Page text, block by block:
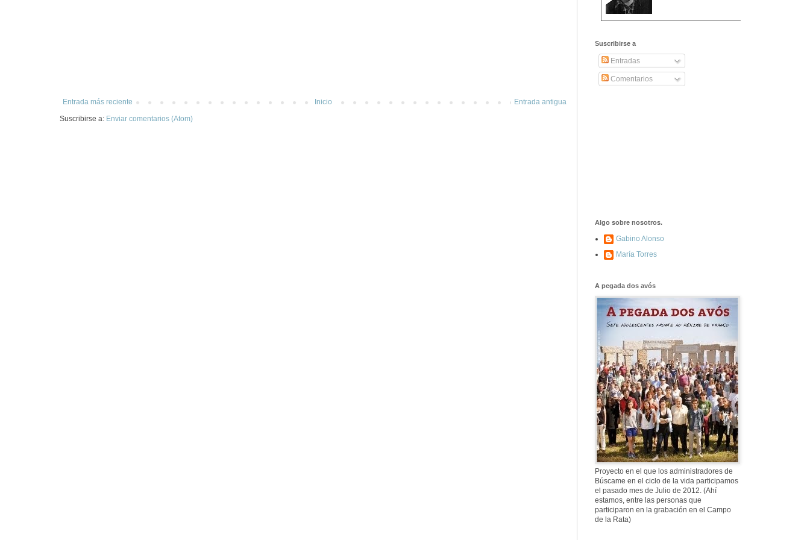
Entrada más reciente Entrada antigua
Inicio
Suscribirse a: Enviar comentarios (Atom)
577. Nos fusilaron
fusilaron mal
307. Vuestros
nombres no se han
borrado en la
Historia
Suscribirse a
Entradas
Comentarios
Algo sobre nosotros.
Gabino Alonso
María Torres
A pegada dos avós
Proyecto en el que los administradores de
Búscame en el ciclo de la vida participamos
el pasado mes de Julio de 2012. (Ahí
estamos, entre las personas que
participaron en la grabación en el Campo
de la Rata)